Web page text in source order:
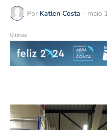
Por Katlen Costa - maio
Últimas